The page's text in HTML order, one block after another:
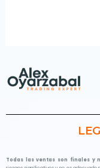
Todas las ventas son finales y